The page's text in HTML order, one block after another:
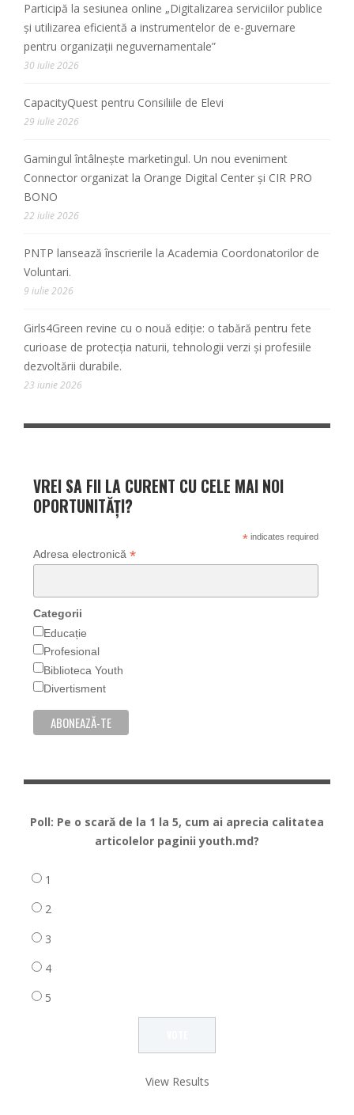
Participă la sesiunea online „Digitalizarea serviciilor publice
și utilizarea eficientă a instrumentelor de e-guvernare
pentru organizații neguvernamentale”
30 iulie 2026
CapacityQuest pentru Consiliile de Elevi
29 iulie 2026
Gamingul întâlnește marketingul. Un nou eveniment
Connector organizat la Orange Digital Center și CIR PRO
BONO
22 iulie 2026
PNTP lansează înscrierile la Academia Coordonatorilor de
Voluntari.
9 iulie 2026
Girls4Green revine cu o nouă ediție: o tabără pentru fete
curioase de protecția naturii, tehnologii verzi și profesiile
dezvoltării durabile.
23 iunie 2026
VREI SA FII LA CURENT CU CELE MAI NOI
OPORTUNITĂȚI?
*indicates required
Adresa electronică *
Categorii
Educație
Profesional
Biblioteca Youth
Divertisment
Poll: Pe o scară de la 1 la 5, cum ai aprecia calitatea
articolelor paginii youth.md?
1
2
3
4
5
View Results